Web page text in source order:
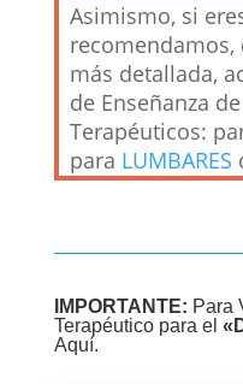
Asimismo, si
más detallada,
de Enseñanza
Terapéuticos:
para LUMBARES
IMPORTANTE: Para
Terapéutico para el
Aquí.